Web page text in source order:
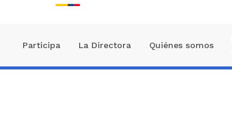
Participa La Directora Quiénes somos